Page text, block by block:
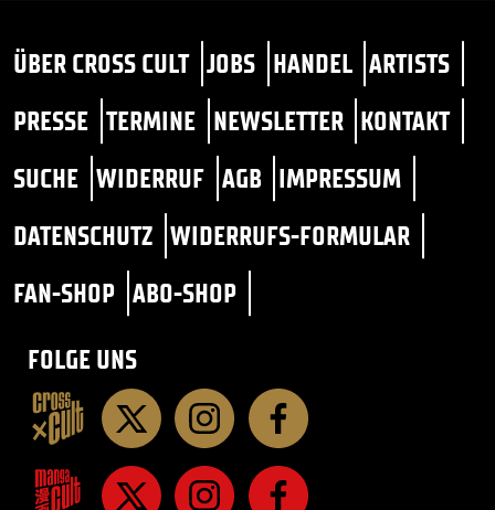
ÜBER CROSS CULT JOBS HANDEL ARTISTS
PRESSE TERMINE NEWSLETTER KONTAKT
SUCHE WIDERRUF AGB IMPRESSUM
DATENSCHUTZ WIDERRUFS-FORMULAR
FAN-SHOP ABO-SHOP
FOLGE UNS